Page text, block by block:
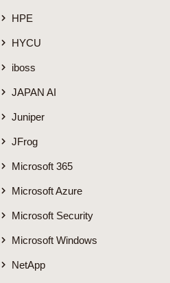
HPE
HYCU
iboss
JAPAN AI
Juniper
JFrog
Microsoft 365
Microsoft Azure
Microsoft Security
Microsoft Windows
NetApp